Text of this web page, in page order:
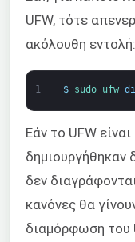
UFW, τότε
ακόλουθη εντολή:
1 $ sudo ufw
Εάν το UFW
δημιουργήθηκαν
δεν
κανόνες θα
διαμόρφωση του